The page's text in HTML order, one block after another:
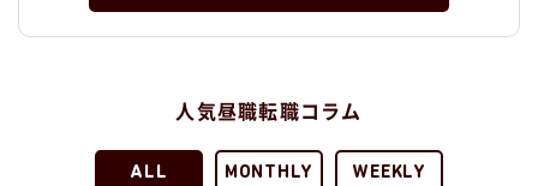
人気昼職転職コラム
ALL MONTHLY WEEKLY